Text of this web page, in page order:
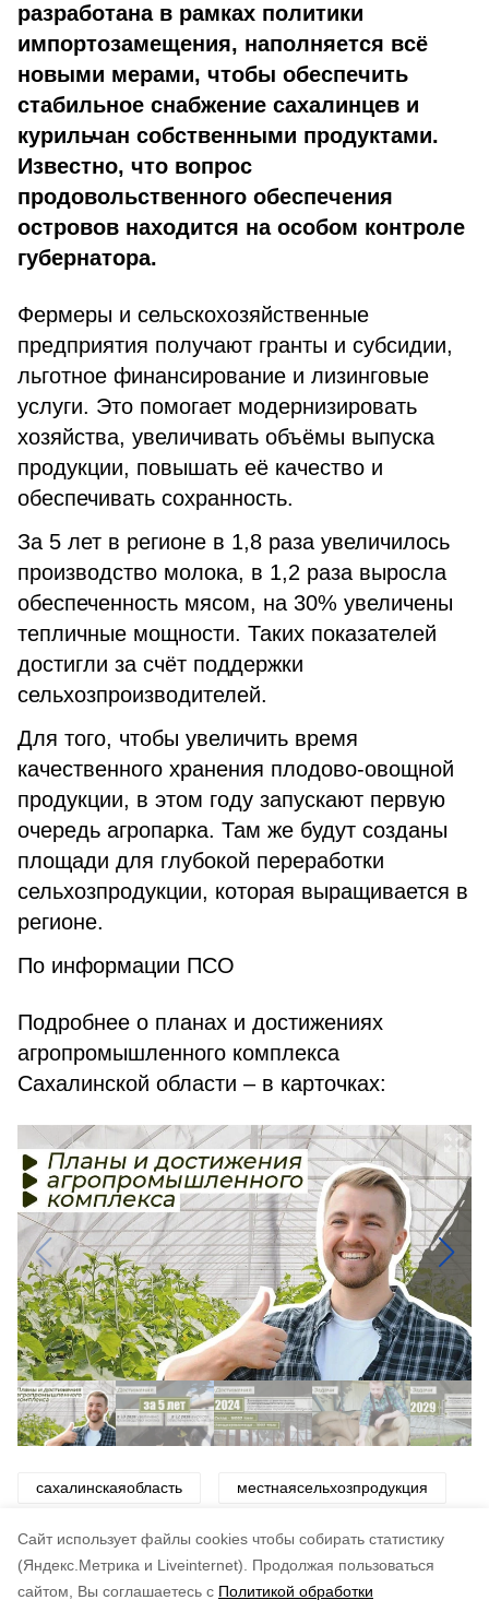
Cайт использует файлы cookies чтобы собирать статистику
(Яндекс.Метрика и Liveinternet).
Продолжая пользоваться
сайтом, Вы соглашаетесь с Политикой обработки
разработана в рамках политики
импортозамещения, наполняется всё
новыми мерами, чтобы обеспечить
стабильное снабжение сахалинцев и
курильчан собственными продуктами.
Известно, что вопрос
продовольственного обеспечения
островов находится на особом контроле
губернатора.
Фермеры и сельскохозяйственные
предприятия получают гранты и субсидии,
льготное финансирование и лизинговые
услуги. Это помогает модернизировать
хозяйства, увеличивать объёмы выпуска
продукции, повышать её качество и
обеспечивать сохранность.
За 5 лет в регионе в 1,8 раза увеличилось
производство молока, в 1,2 раза выросла
обеспеченность мясом, на 30% увеличены
тепличные мощности. Таких показателей
достигли за счёт поддержки
сельхозпроизводителей.
Для того, чтобы увеличить время
качественного хранения плодово-овощной
продукции, в этом году запускают первую
очередь агропарка. Там же будут созданы
площади для глубокой переработки
сельхозпродукции, которая выращивается в
регионе.
По информации ПСО
Подробнее о планах и достижениях
агропромышленного комплекса
Сахалинской области – в карточках:
сахалинскаяобласть местнаясельхозпродукция
губернаторвалерийлимаренко